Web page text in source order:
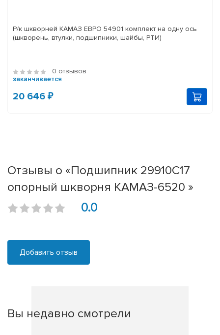
Р/к шкворней КАМАЗ ЕВРО 54901 комплект на одну ось
(шкворень, втулки, подшипники, шайбы, РТИ)
0 отзывов
заканчивается
20 646 ₽
Отзывы о «Подшипник 29910С17
опорный шкворня КАМАЗ-6520 »
0.0
Добавить отзыв
Вы недавно смотрели